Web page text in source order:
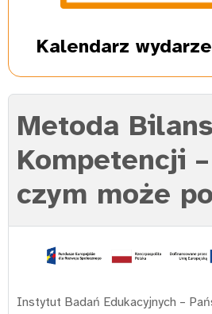
Kalendarz
Metoda
Kompetencji
czym może
Instytut Badań Edukacyjnych –